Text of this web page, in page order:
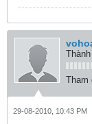
Tham
29-08-2010, 10:43 PM